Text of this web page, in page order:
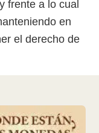
frente a lo cual
en
el derecho de